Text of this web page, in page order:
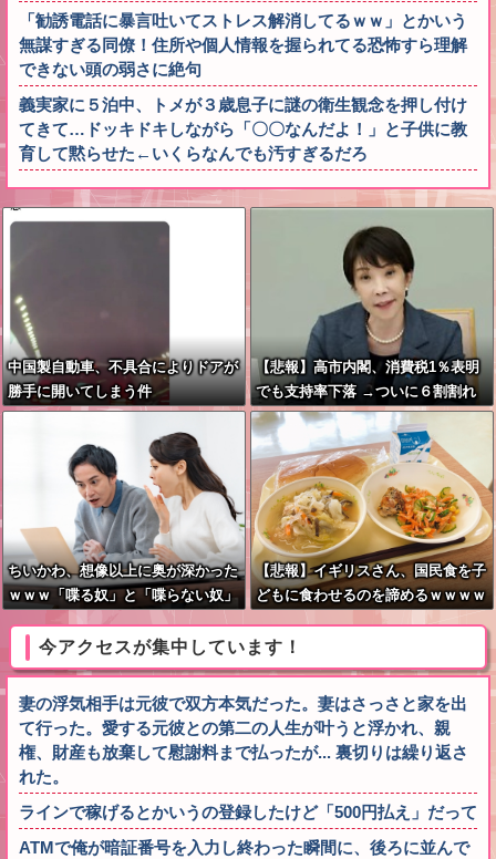
「勧誘電話に暴言吐いてストレス解消してるｗｗ」とかいう
無謀すぎる同僚！住所や個人情報を握られてる恐怖すら理解
できない頭の弱さに絶句
義実家に５泊中、トメが３歳息子に謎の衛生観念を押し付け
てきて…ドッキドキしながら「〇〇なんだよ！」と子供に教
育して黙らせた←いくらなんでも汚すぎるだろ
中国製自動車、不具合によりドアが
勝手に開いてしまう件
【悲報】高市内閣、消費税1％表明
でも支持率下落 →ついに６割割れ
ちいかわ、想像以上に奥が深かった
ｗｗｗ「喋る奴」と「喋らない奴」
【悲報】イギリスさん、国民食を子
どもに食わせるのを諦めるｗｗｗｗ
今アクセスが集中しています！
妻の浮気相手は元彼で双方本気だった。妻はさっさと家を出
て行った。愛する元彼との第二の人生が叶うと浮かれ、親
権、財産も放棄して慰謝料まで払ったが... 裏切りは繰り返さ
れた。
ラインで稼げるとかいうの登録したけど「500円払え」だって
ATMで俺が暗証番号を入力し終わった瞬間に、後ろに並んで